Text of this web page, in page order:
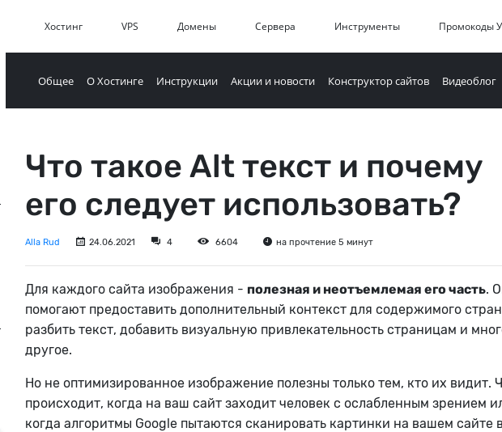
Хостинг VPS Домены Сервера Инструменты Промокоды
Общее О Хостинге Инструкции Акции и новости Конструктор сайтов Видеоблог
Что такое Alt текст и почему
его следует использовать?
Alla Rud 24.06.2021 4 6604 на прочтение 5 минут
Для каждого сайта изображения - полезная и неотъемлемая его часть.
помогают предоставить дополнительный контекст для содержимого
разбить текст, добавить визуальную привлекательность страницам и
другое.
Но не оптимизированное изображение полезны только тем, кто их видит.
происходит, когда на ваш сайт заходит человек с ослабленным зрением
когда алгоритмы Google пытаются сканировать картинки на вашем сайте в